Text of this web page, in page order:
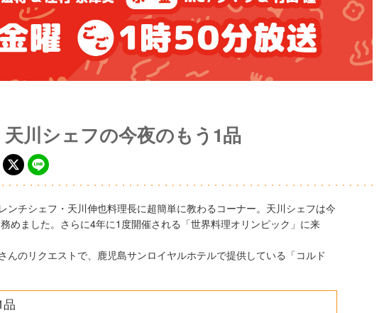
川シェフの今夜のもう1品
チシェフ・天川伸也料理長に超簡単に教わるコーナー。天川シェフは今
めました。さらに4年に1度開催される「世界料理オリンピック」に来
のリクエストで、鹿児島サンロイヤルホテルで提供している「コルド